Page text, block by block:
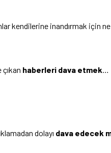
kendilerine inandırmak için
haberleri dava etmek…
dolayı dava edecek